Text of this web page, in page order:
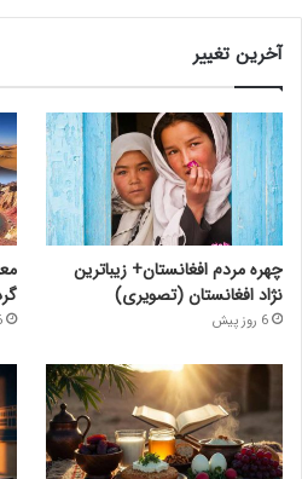
آخرین تغییر
چهره مردم افغانستان+ زیباترین
نژاد افغانستان (تصویری)
6 روز پیش 6